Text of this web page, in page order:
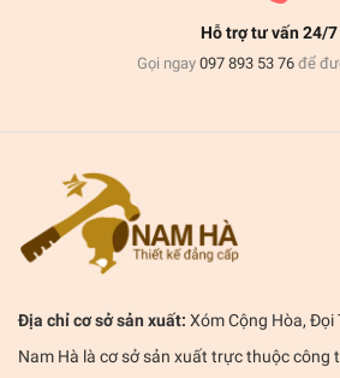
Hỗ trợ tư vấn 24/7
Gọi ngay 097 893 53 76 để
Địa chỉ cơ sở sản xuất: Xóm Cộng Hòa, Đọi
Nam Hà là cơ sở sản xuất trực thuộc công